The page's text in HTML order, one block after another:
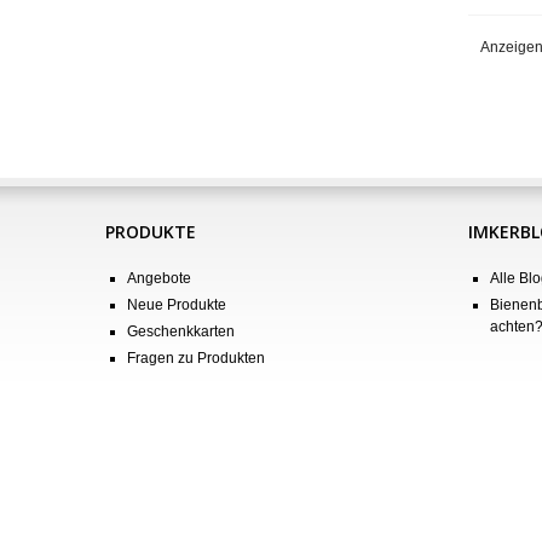
PRODUKTE
Angebote
Neue Produkte
Geschenkkarten
Fragen zu Produkten
Alle
achten?